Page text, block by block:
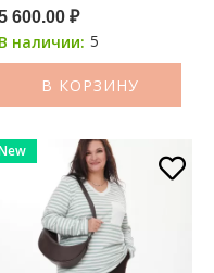
600.00 ₽
В наличии: 5
В КОРЗИНУ